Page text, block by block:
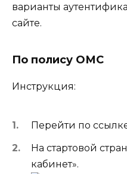
варианты
сайте.
По полису ОМС
Инструкция:
Перейти по
На стартовой
кабинет».